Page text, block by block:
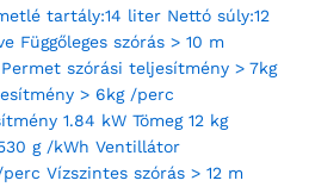
tartály:14 liter Nettó súly:12
Függőleges szórás > 10 m
szórási teljesítmény > 7kg
> 6kg /perc
1.84 kW Tömeg 12 kg
g /kWh Ventillátor
Vízszintes szórás > 12 m